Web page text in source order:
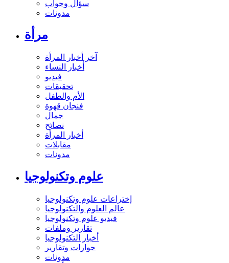
سؤال وجواب
مدونات
مرأة
آخر أخبار المرأة
أخبار النساء
فيديو
تحقيقات
الأم والطفل
فنجان قهوة
جمال
نصائح
أخبار المرأة
مقابلات
مدونات
علوم وتكنولوجيا
إختراعات علوم وتكنولوجيا
عالم العلوم والتكنولوجيا
فيديو علوم وتكنولوجيا
تقارير وملفات
أخبار التكنولوجيا
حوارات وتقارير
مدونات